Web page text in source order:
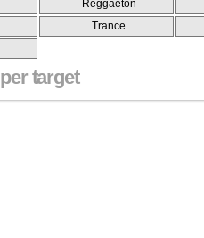
Reggaeton
Trance
per target